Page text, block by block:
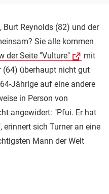
Burt Reynolds (82) und der
Sie alle kommen
der Seite "Vulture"
mit
(64) überhaupt nicht gut
Jährige auf eine andere
in Person von
angewidert: "Pfui. Er hat
sich Turner an eine
Mann der Welt